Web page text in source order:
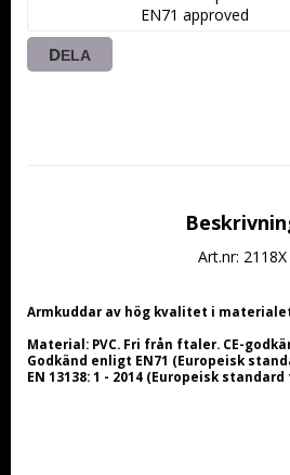
EN71 approved
DELA
Art.nr: 2118X
Armkuddar av hög kvalitet i materialet
Material: PVC. Fri från ftaler. CE-
Godkänd enligt EN71 (Europeisk
EN 13138: 1 - 2014 (Europeisk